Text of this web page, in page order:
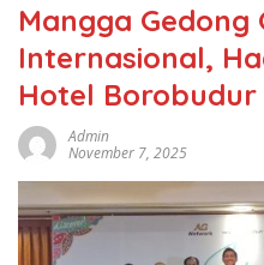
Mangga Gedong
Internasional,
Hotel
Admin
November 7, 2025